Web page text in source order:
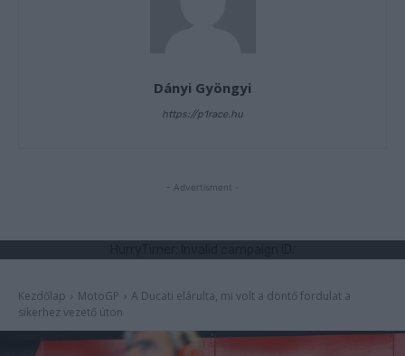
Dányi Gyöngyi
https://p1race.hu
- Advertisment -